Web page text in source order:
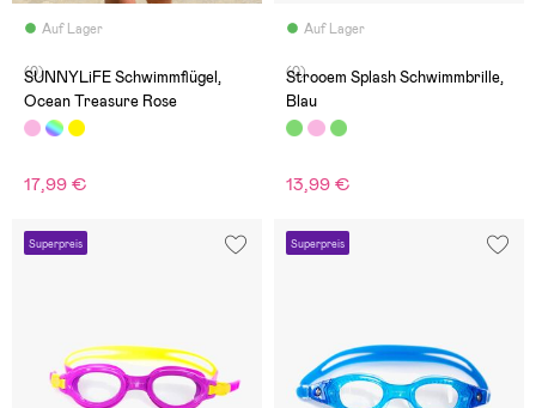
Auf Lager
(0)
SUNNYLiFE Schwimmflügel,
Ocean Treasure Rose
17,99 €
Auf Lager
(0)
Strooem Splash Schwimmbrille,
Blau
13,99 €
Superpreis Superpreis